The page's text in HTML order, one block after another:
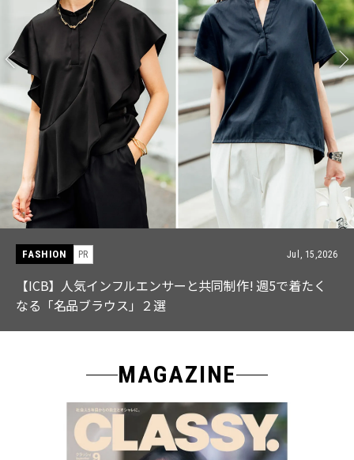
FASHION PR Jul, 15,2026
【ICB】人気インフルエンサーと共同制作! 週5で着たく
なる「名品ブラウス」２選
MAGAZINE